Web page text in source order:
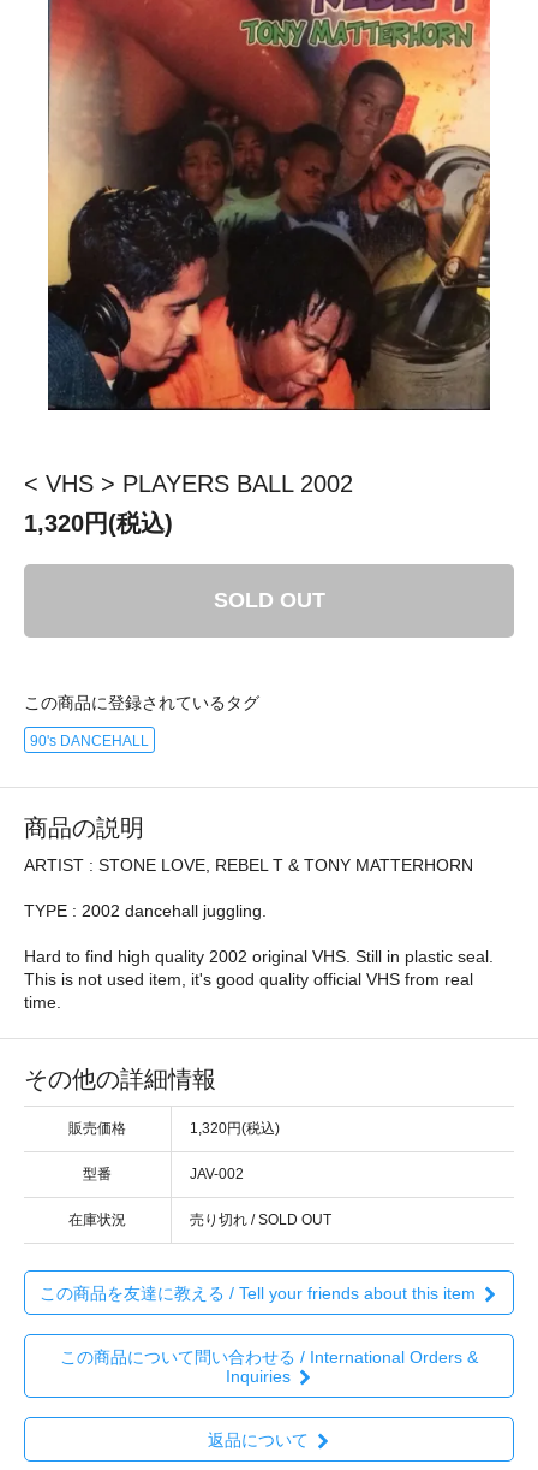
< VHS > PLAYERS BALL 2002
1,320円(税込)
SOLD OUT
この商品に登録されているタグ
90's DANCEHALL
商品の説明
ARTIST : STONE LOVE, REBEL T & TONY MATTERHORN
TYPE : 2002 dancehall juggling.
Hard to find high quality 2002 original VHS. Still in plastic seal.
This is not used item, it's good quality official VHS from real
time.
その他の詳細情報
販売価格 1,320円(税込)
型番 JAV-002
在庫状況 売り切れ / SOLD OUT
この商品を友達に教える / Tell your friends about this item
この商品について問い合わせる / International Orders &
Inquiries
返品について